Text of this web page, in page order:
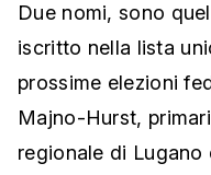
Due nomi, sono
iscritto nella lista
prossime elezioni
Majno-Hurst,
regionale di Lugano